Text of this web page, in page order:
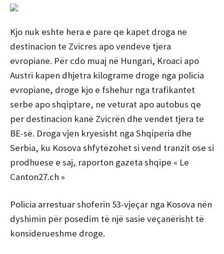
Kjo nuk eshte hera e pare qe kapet droga ne
destinacion te Zvicres apo vendeve tjera
evropiane. Për cdo muaj në Hungari, Kroaci apo
Austri kapen dhjetra kilograme droge nga policia
evropiane, droge kjo e fshehur nga trafikantet
serbe apo shqiptare, ne veturat apo autobus qe
per destinacion kanë Zvicrën dhe vendet tjera te
BE-së. Droga vjen kryesisht nga Shqiperia dhe
Serbia, ku Kosova shfytëzohet si vend tranzit ose si
prodhuese e saj, raporton gazeta shqipe « Le
Canton27.ch »
Policia arrestuar shoferin 53-vjeçar nga Kosova nën
dyshimin për posedim të një sasie veçanërisht të
konsiderueshme droge.